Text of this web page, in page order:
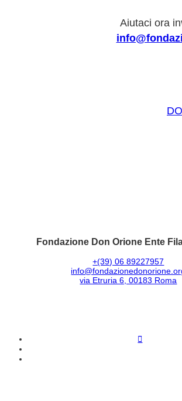
Aiutaci ora
Fondazione Don Orione Ente
+(39) 06 89227957
via Etruria 6, 00183 Roma